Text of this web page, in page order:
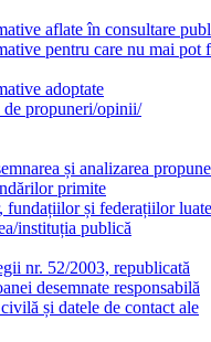
aflate în consultare
pentru care nu mai pot
adoptate
de propuneri/opinii/
și analizarea
primite
fundațiilor și federațiilor
instituția publică
nr. 52/2003, republicată
desemnate responsabilă
și datele de contact ale